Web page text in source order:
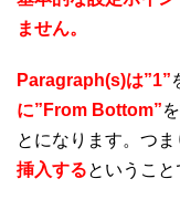
ません。
Paragraph(s)は”1”
に”From Bottom”
とになります。つま
挿入するということ